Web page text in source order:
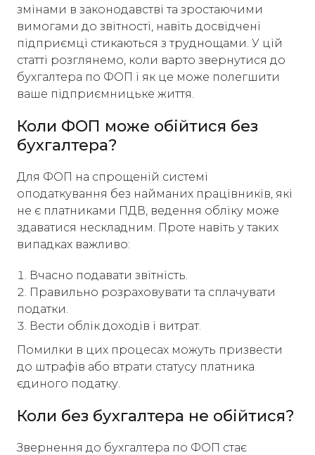
змінами в законодавстві та зростаючими
вимогами до звітності, навіть досвідчені
підприємці стикаються з труднощами. У цій
статті розглянемо, коли варто звернутися до
бухгалтера по ФОП і як це може полегшити
ваше підприємницьке життя.​
Коли ФОП може обійтися без
бухгалтера?
Для ФОП на спрощеній системі
оподаткування без найманих працівників, які
не є платниками ПДВ, ведення обліку може
здаватися нескладним. Проте навіть у таких
випадках важливо:​
Вчасно подавати звітність.
Правильно розраховувати та сплачувати
податки.
Вести облік доходів і витрат.​
Помилки в цих процесах можуть призвести
до штрафів або втрати статусу платника
єдиного податку.​
Коли без бухгалтера не обійтися?
Звернення до бухгалтера по ФОП стає